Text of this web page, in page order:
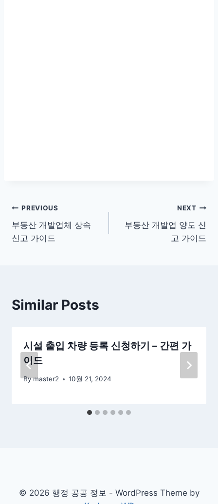
글
탐
PREVIOUS
부동산 개발업체 상속
신고 가이드
NEXT
부동산 개발업 양도 신
고 가이드
Similar Posts
시설 출입 차량 등록 신청하기 – 간편 가
이드
Bymaster2 10월 21, 2024
© 2026 행정 공공 정보 - WordPress Theme by